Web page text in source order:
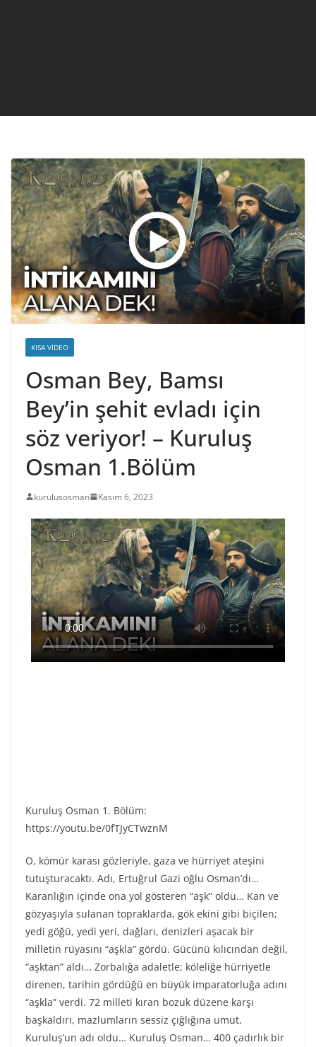
KISA VIDEO
Osman Bey, Bamsı
Bey’in şehit evladı için
söz veriyor! – Kuruluş
Osman 1.Bölüm
kurulusosman Kasım 6, 2023
Kuruluş Osman 1. Bölüm:
https://youtu.be/0fTJyCTwznM
O, kömür karası gözleriyle, gaza ve hürriyet ateşini
tutuşturacaktı. Adı, Ertuğrul Gazi oğlu Osman’dı…
Karanlığın içinde ona yol gösteren “aşk” oldu… Kan ve
gözyaşıyla sulanan topraklarda, gök ekini gibi biçilen;
yedi göğü, yedi yeri, dağları, denizleri aşacak bir
milletin rüyasını “aşkla” gördü. Gücünü kılıcından değil,
“aşktan” aldı… Zorbalığa adaletle; köleliğe hürriyetle
direnen, tarihin gördüğü en büyük imparatorluğa adını
“aşkla” verdi. 72 milleti kıran bozuk düzene karşı
başkaldırı, mazlumların sessiz çığlığına umut,
Kuruluş’un adı oldu… Kuruluş Osman… 400 çadırlık bir